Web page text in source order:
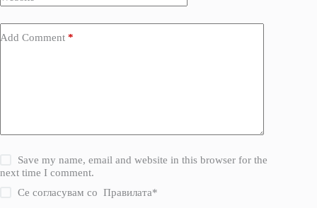
Add Comment *
Save my name, email and website in this browser for the
next time I comment.
Се согласувам соПравилата*